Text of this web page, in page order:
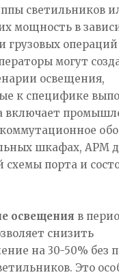
светильников
мощность в
грузовых
могут
освещения,
к специфике
включает
шкафах, АРМ
схемы порта и
освещения в
снизить
на 30-50% без
Это